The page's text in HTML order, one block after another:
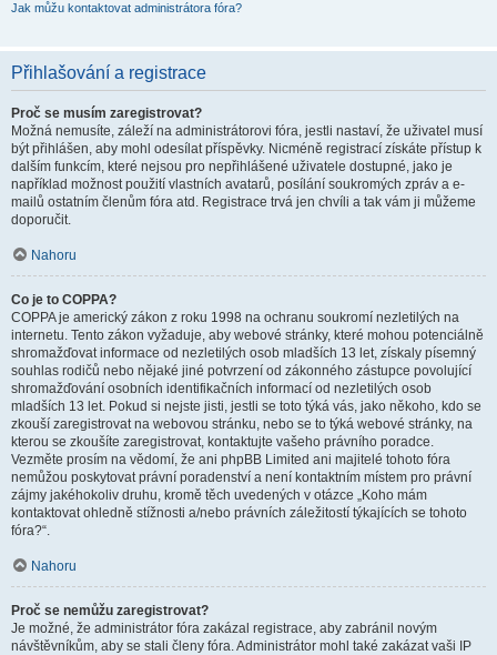
Jak můžu kontaktovat administrátora fóra?
Přihlašování a registrace
Proč se musím zaregistrovat?
Možná nemusíte, záleží na administrátorovi fóra, jestli nastaví, že uživatel musí
být přihlášen, aby mohl odesílat příspěvky. Nicméně registrací získáte přístup k
dalším funkcím, které nejsou pro nepřihlášené uživatele dostupné, jako je
například možnost použití vlastních avatarů, posílání soukromých zpráv a e-
mailů ostatním členům fóra atd. Registrace trvá jen chvíli a tak vám ji můžeme
doporučit.
Nahoru
Co je to COPPA?
COPPA je americký zákon z roku 1998 na ochranu soukromí nezletilých na
internetu. Tento zákon vyžaduje, aby webové stránky, které mohou potenciálně
shromažďovat informace od nezletilých osob mladších 13 let, získaly písemný
souhlas rodičů nebo nějaké jiné potvrzení od zákonného zástupce povolující
shromažďování osobních identifikačních informací od nezletilých osob
mladších 13 let. Pokud si nejste jisti, jestli se toto týká vás, jako někoho, kdo se
zkouší zaregistrovat na webovou stránku, nebo se to týká webové stránky, na
kterou se zkoušíte zaregistrovat, kontaktujte vašeho právního poradce.
Vezměte prosím na vědomí, že ani phpBB Limited ani majitelé tohoto fóra
nemůžou poskytovat právní poradenství a není kontaktním místem pro právní
zájmy jakéhokoliv druhu, kromě těch uvedených v otázce „Koho mám
kontaktovat ohledně stížnosti a/nebo právních záležitostí týkajících se tohoto
fóra?“.
Nahoru
Proč se nemůžu zaregistrovat?
Je možné, že administrátor fóra zakázal registrace, aby zabránil novým
návštěvníkům, aby se stali členy fóra. Administrátor mohl také zakázat vaši IP